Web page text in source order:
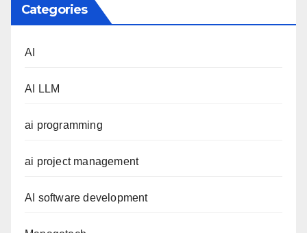
Categories
AI
AI LLM
ai programming
ai project management
AI software development